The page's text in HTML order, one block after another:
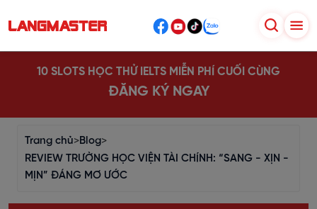
10 SLOTS HỌC THỬ IELTS MIỄN PHÍ CUỐI CÙNG
ĐĂNG KÝ NGAY
Trang chủ>Blog>
REVIEW TRƯỜNG HỌC VIỆN TÀI CHÍNH: “SANG - XỊN -
MỊN” ĐÁNG MƠ ƯỚC